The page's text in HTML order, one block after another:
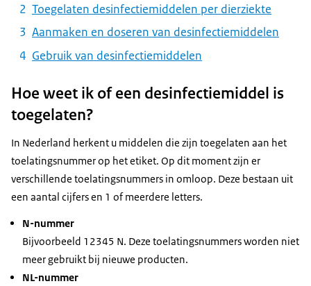
Toegelaten desinfectiemiddelen per dierziekte
Aanmaken en doseren van desinfectiemiddelen
Gebruik van desinfectiemiddelen
Hoe weet ik of een desinfectiemiddel is
toegelaten?
In Nederland herkent u middelen die zijn toegelaten aan het
toelatingsnummer op het etiket. Op dit moment zijn er
verschillende toelatingsnummers in omloop. Deze bestaan uit
een aantal cijfers en 1 of meerdere letters.
N-nummer
Bijvoorbeeld 12345 N. Deze toelatingsnummers worden niet
meer gebruikt bij nieuwe producten.
NL-nummer